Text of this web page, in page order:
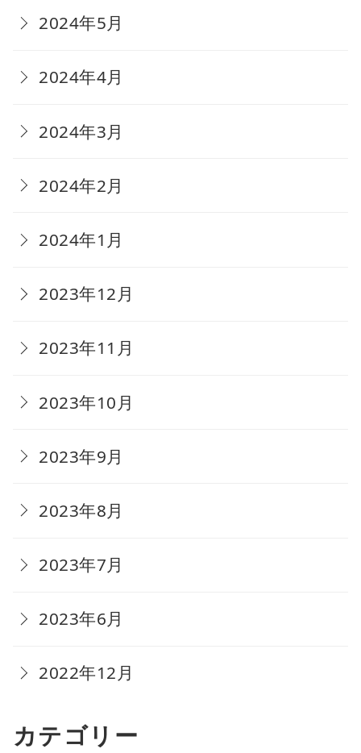
2024年5月
2024年4月
2024年3月
2024年2月
2024年1月
2023年12月
2023年11月
2023年10月
2023年9月
2023年8月
2023年7月
2023年6月
2022年12月
カテゴリー